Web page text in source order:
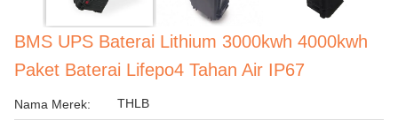
BMS UPS Baterai Lithium 3000kwh 4000kwh
Paket Baterai Lifepo4 Tahan Air IP67
Nama Merek: THLB